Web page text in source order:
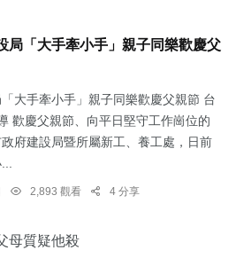
局「大手牽小手」親子同樂歡慶父
大手牽小手」親子同樂歡慶父親節 台
歡慶父親節、向平日堅守工作崗位的
政府建設局暨所屬新工、養工處，日前
2,893 觀看 4 分享